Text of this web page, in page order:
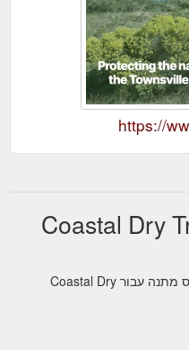
https://
Coastal Dry
אתר אינטרנט, מספר טלפון ופרטי כרטיס מתנה עבור Coastal Dry